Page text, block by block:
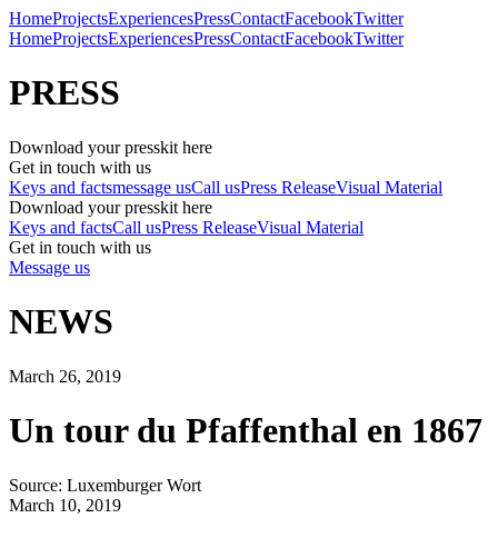
HomeProjectsExperiencesPressContactFacebookTwitter
HomeProjectsExperiencesPressContactFacebookTwitter
PRESS
Download your presskit here
Get in touch with us
Keys and factsmessage usCall usPress ReleaseVisual Material
Download your presskit here
Keys and factsCall usPress ReleaseVisual Material
Get in touch with us
Message us
NEWS
March 26, 2019
Un tour du Pfaffenthal en 1867
Source: Luxemburger Wort
March 10, 2019